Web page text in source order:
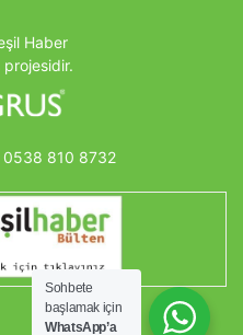
Haber
projesidir.
0538 810 8732
Sohbete
başlamak için
WhatsApp’a